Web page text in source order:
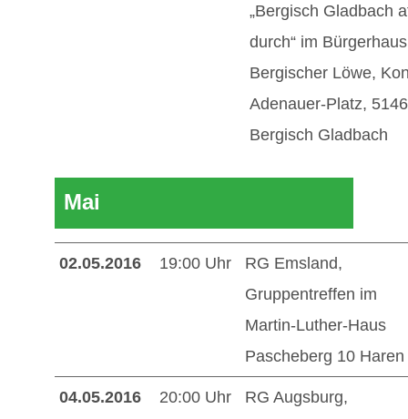
„Bergisch Gladbach
durch“ im Bürgerhaus
Bergischer Löwe,
Adenauer-Platz,
Bergisch Gladbach
Mai
02.05.2016 19:00 Uhr
RG Emsland,
Gruppentreffen im
Martin-Luther-Haus
Pascheberg 10 Haren
04.05.2016 20:00 Uhr
RG Augsburg,